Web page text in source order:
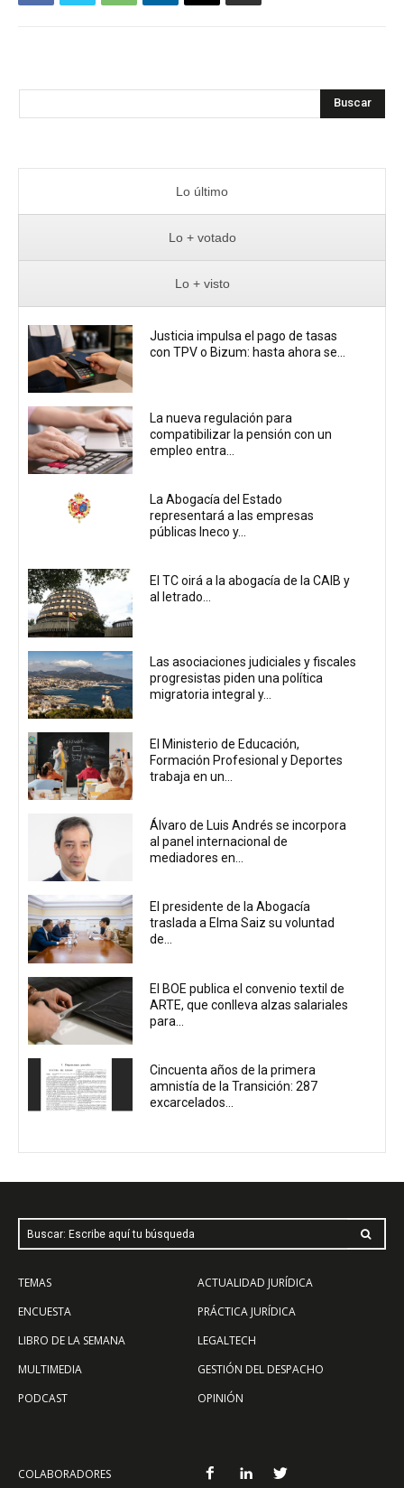
Buscar
Lo último
Lo + votado
Lo + visto
Justicia impulsa el pago de tasas
con TPV o Bizum: hasta ahora se...
La nueva regulación para
compatibilizar la pensión con un
empleo entra...
La Abogacía del Estado
representará a las empresas
públicas Ineco y...
El TC oirá a la abogacía de la CAIB y
al letrado...
Las asociaciones judiciales y fiscales
progresistas piden una política
migratoria integral y...
El Ministerio de Educación,
Formación Profesional y Deportes
trabaja en un...
Álvaro de Luis Andrés se incorpora
al panel internacional de
mediadores en...
El presidente de la Abogacía
traslada a Elma Saiz su voluntad
de...
El BOE publica el convenio textil de
ARTE, que conlleva alzas salariales
para...
Cincuenta años de la primera
amnistía de la Transición: 287
excarcelados...
Buscar: Escribe aquí tu búsqueda
TEMAS
ENCUESTA
LIBRO DE LA SEMANA
MULTIMEDIA
PODCAST
ACTUALIDAD JURÍDICA
PRÁCTICA JURÍDICA
LEGALTECH
GESTIÓN DEL DESPACHO
OPINIÓN
COLABORADORES